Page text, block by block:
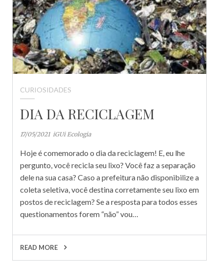
CURIOSIDADES
DIA DA RECICLAGEM
17/05/2021 iGUi Ecologia
Hoje é comemorado o dia da reciclagem! E, eu lhe
pergunto, você recicla seu lixo? Você faz a separação
dele na sua casa? Caso a prefeitura não disponibilize a
coleta seletiva, você destina corretamente seu lixo em
postos de reciclagem? Se a resposta para todos esses
questionamentos forem “não” vou…
READ MORE